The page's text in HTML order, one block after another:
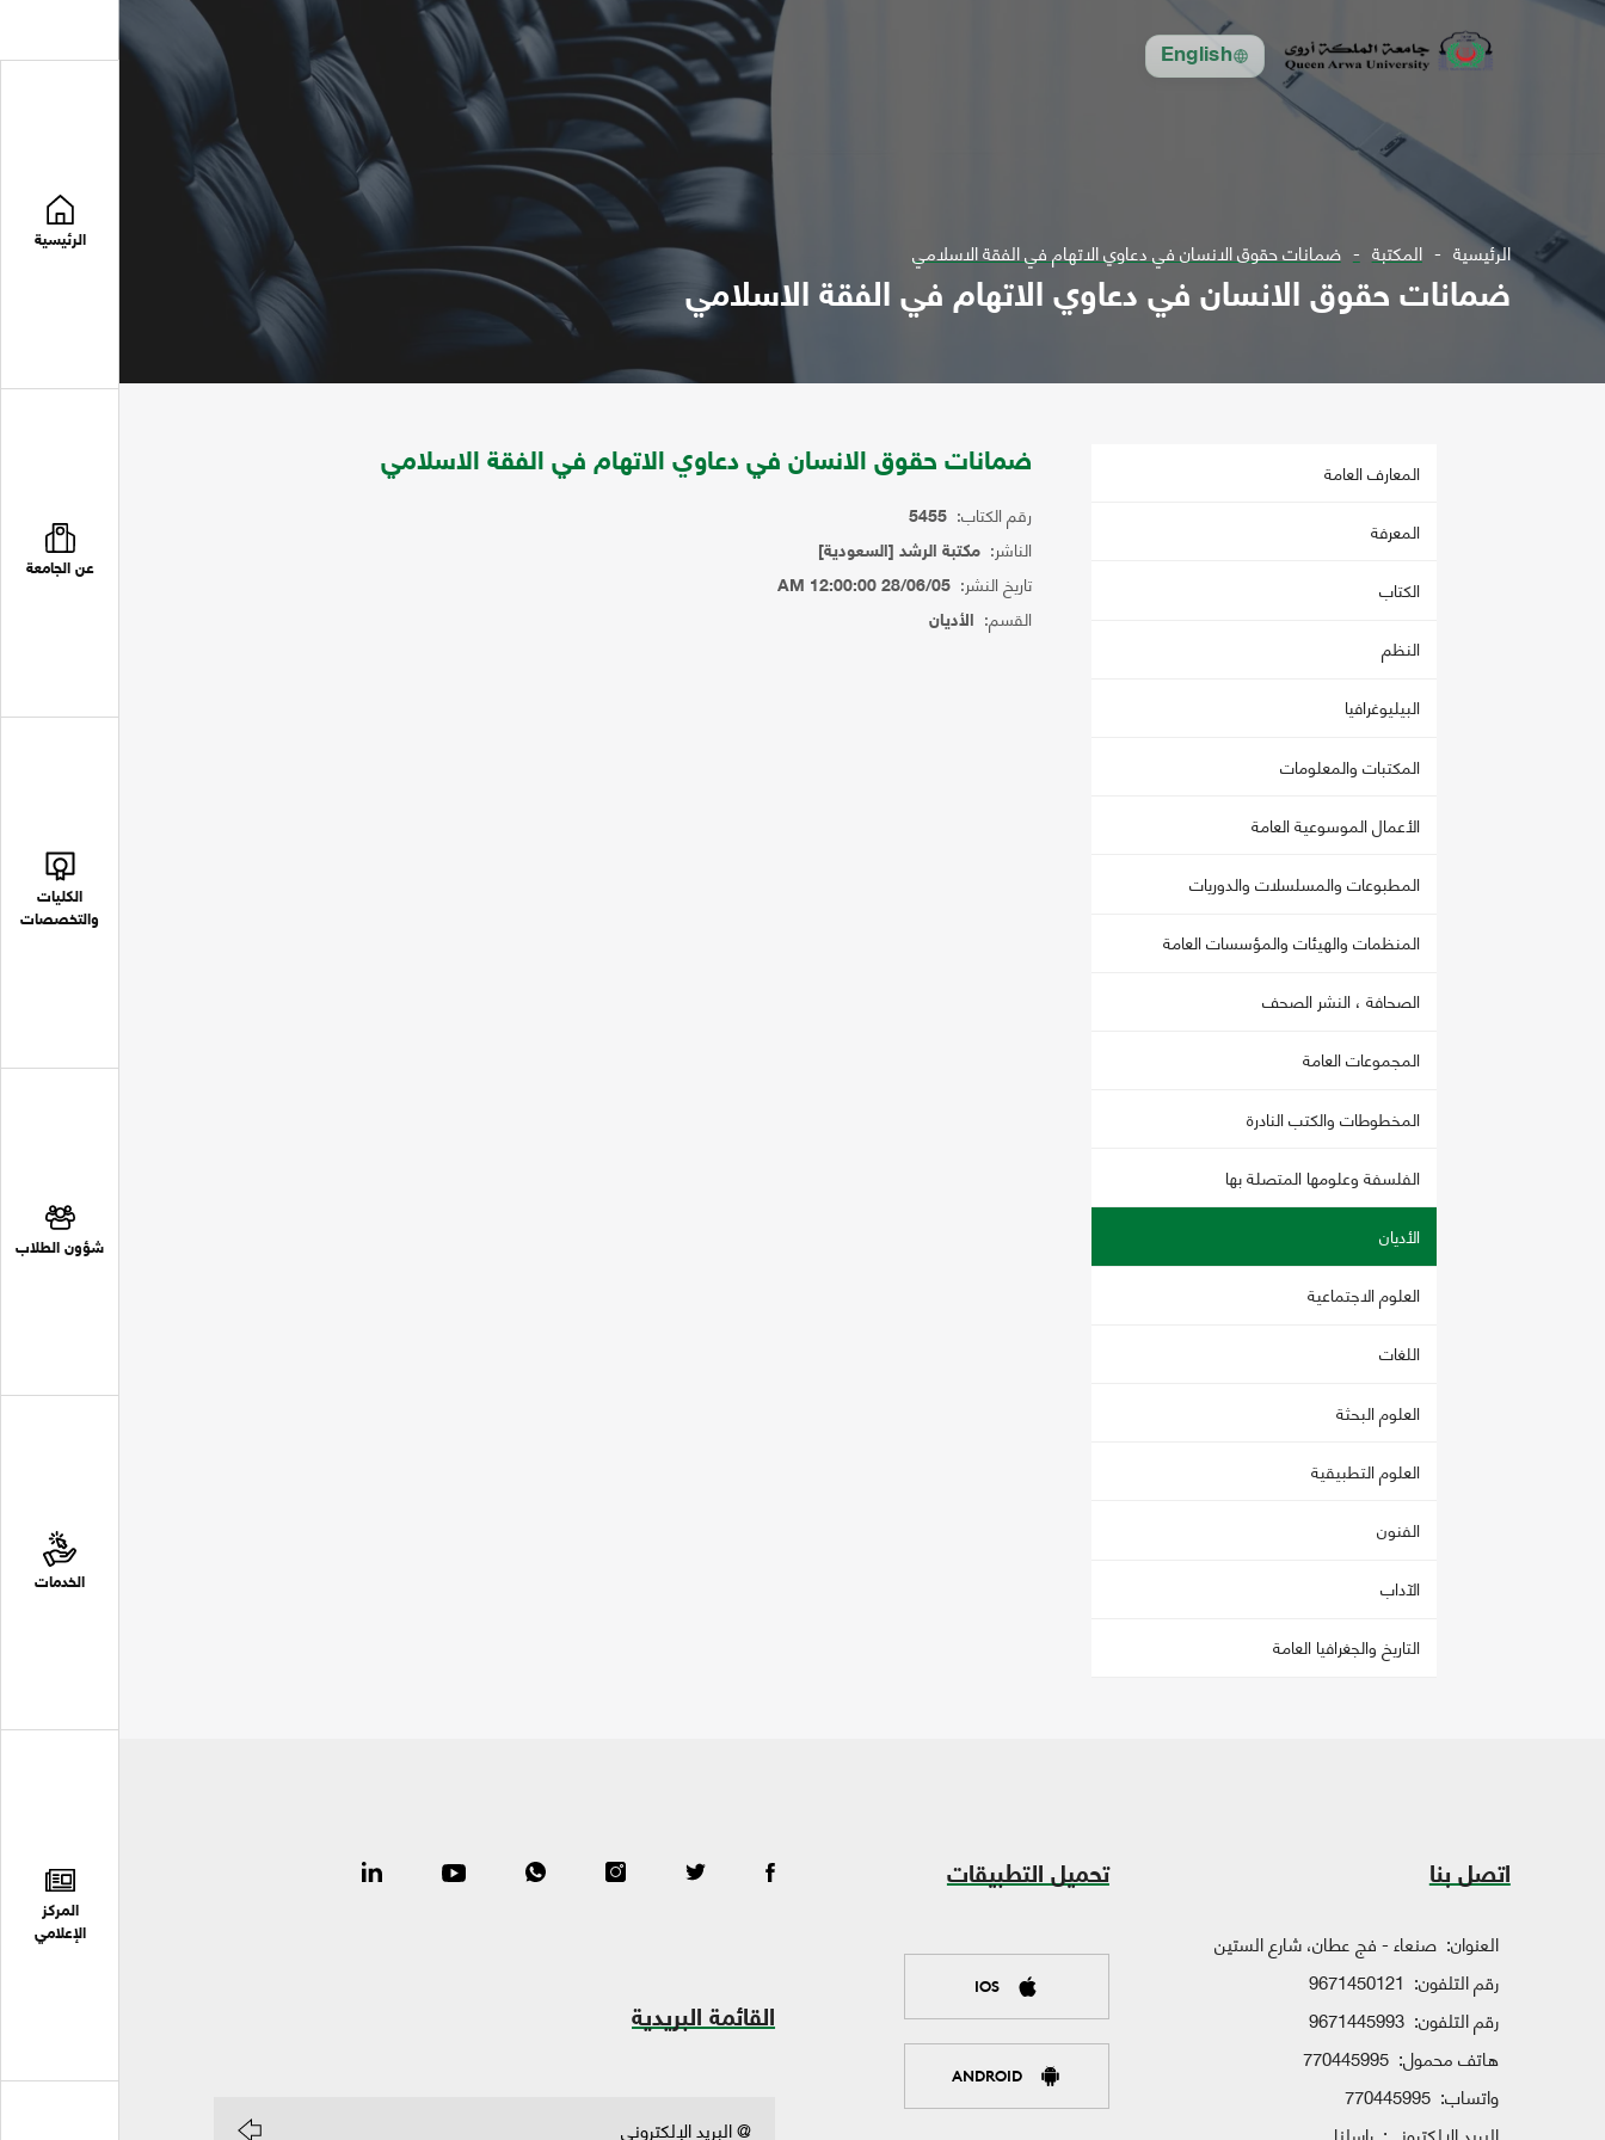
English
الرئيسية
عن الجامعة
الكليات
والتخصصات
شؤون الطلاب
الخدمات
المركز
الإعلامي
الرئيسية المكتبة ضمانات حقوق الانسان في دعاوي الاتهام في الفقة الاسلامي
ضمانات حقوق الانسان في دعاوي الاتهام في الفقة الاسلامي
المعارف العامة
المعرفة
الكتاب
النظم
البيليوغرافيا
المكتبات والمعلومات
الأعمال الموسوعية العامة
المطبوعات والمسلسلات والدوريات
المنظمات والهيئات والمؤسسات العامة
الصحافة ، النشر الصحف
المجموعات العامة
المخطوطات والكتب النادرة
الفلسفة وعلومها المتصلة بها
الأديان
العلوم الاجتماعية
اللغات
العلوم البحثة
العلوم التطبيقية
الفنون
الآداب
التاريخ والجغرافيا العامة
ضمانات حقوق الانسان في دعاوي الاتهام في الفقة الاسلامي
رقم الكتاب: 5455
الناشر: مكتبة الرشد [السعودية]
تاريخ النشر: 28/06/05 12:00:00 AM
القسم: الأديان
اتصل بنا
العنوان: صنعاء - فج عطان، شارع الستين
رقم التلفون: 9671450121
رقم التلفون: 9671445993
هاتف محمول: 770445995
واتساب: 770445995
تحميل التطبيقات
IOS
ANDROID
القائمة البريدية